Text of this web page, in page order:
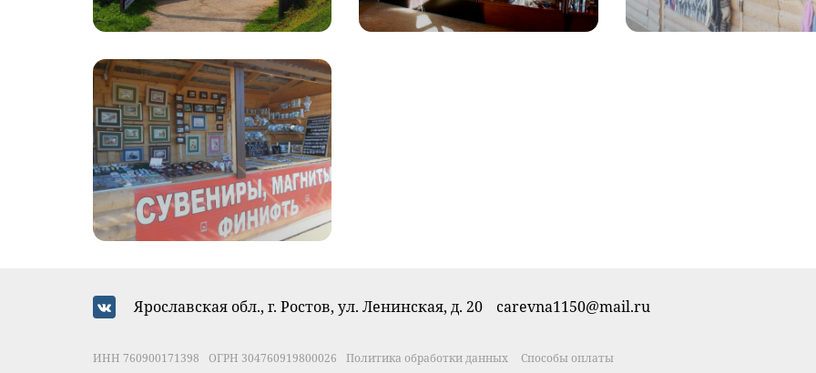
Ярославская обл., г. Ростов, ул. Ленинская, д. 20 carevna1150@mail.ru
ИНН 760900171398 ОГРН 304760919800026 Политика обработки данных Способы оплаты